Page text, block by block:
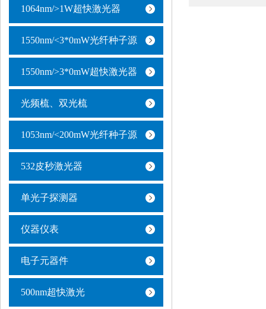
1064nm/>1W超快激光器
1550nm/<3*0mW光纤种子源
1550nm/>3*0mW超快激光器
光频梳、双光梳
1053nm/<200mW光纤种子源
532皮秒激光器
单光子探测器
仪器仪表
电子元器件
500nm超快激光